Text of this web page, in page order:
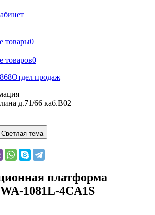
товары0
товаров0
Отдел продаж
д.71/66 каб.B02
Светлая тема
платформа
1081L-4CA1S